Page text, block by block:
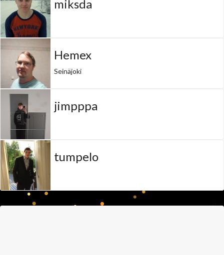
miksda
Hemex
Seinäjoki
jimpppa
tumpelo